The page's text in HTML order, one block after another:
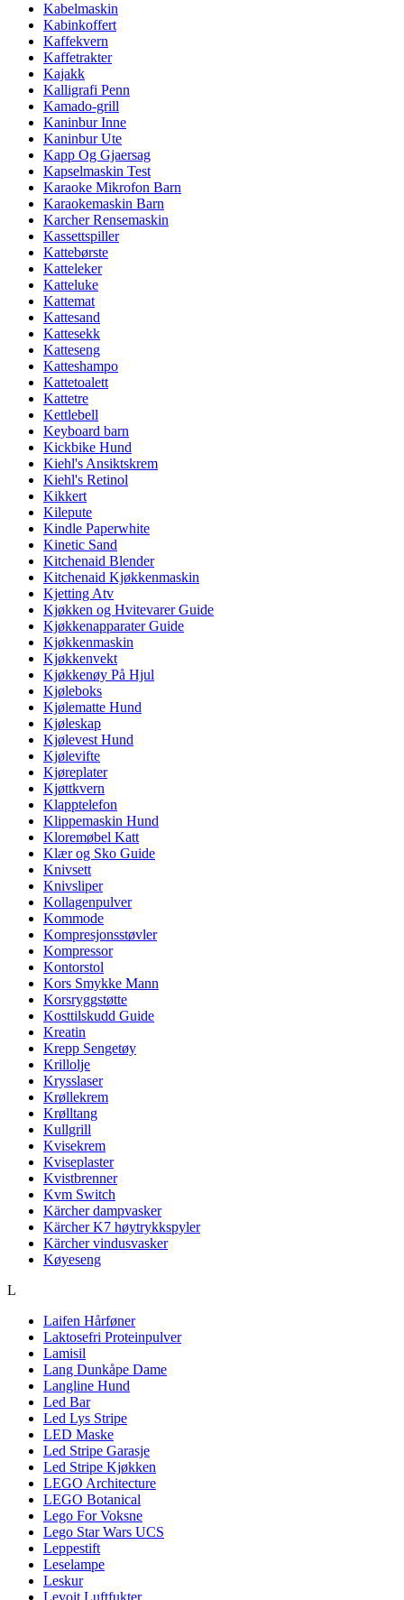
Kabelmaskin
Kabinkoffert
Kaffekvern
Kaffetrakter
Kajakk
Kalligrafi Penn
Kamado-grill
Kaninbur Inne
Kaninbur Ute
Kapp Og Gjaersag
Kapselmaskin Test
Karaoke Mikrofon Barn
Karaokemaskin Barn
Karcher Rensemaskin
Kassettspiller
Kattebørste
Katteleker
Katteluke
Kattemat
Kattesand
Kattesekk
Katteseng
Katteshampo
Kattetoalett
Kattetre
Kettlebell
Keyboard barn
Kickbike Hund
Kiehl's Ansiktskrem
Kiehl's Retinol
Kikkert
Kilepute
Kindle Paperwhite
Kinetic Sand
Kitchenaid Blender
Kitchenaid Kjøkkenmaskin
Kjetting Atv
Kjøkken og Hvitevarer Guide
Kjøkkenapparater Guide
Kjøkkenmaskin
Kjøkkenvekt
Kjøkkenøy På Hjul
Kjøleboks
Kjølematte Hund
Kjøleskap
Kjølevest Hund
Kjølevifte
Kjøreplater
Kjøttkvern
Klapptelefon
Klippemaskin Hund
Kloremøbel Katt
Klær og Sko Guide
Knivsett
Knivsliper
Kollagenpulver
Kommode
Kompresjonsstøvler
Kompressor
Kontorstol
Kors Smykke Mann
Korsryggstøtte
Kosttilskudd Guide
Kreatin
Krepp Sengetøy
Krillolje
Krysslaser
Krøllekrem
Krølltang
Kullgrill
Kvisekrem
Kviseplaster
Kvistbrenner
Kvm Switch
Kärcher dampvasker
Kärcher K7 høytrykkspyler
Kärcher vindusvasker
Køyeseng
L
Laifen Hårføner
Laktosefri Proteinpulver
Lamisil
Lang Dunkåpe Dame
Langline Hund
Led Bar
Led Lys Stripe
LED Maske
Led Stripe Garasje
Led Stripe Kjøkken
LEGO Architecture
LEGO Botanical
Lego For Voksne
Lego Star Wars UCS
Leppestift
Leselampe
Leskur
Levoit Luftfukter